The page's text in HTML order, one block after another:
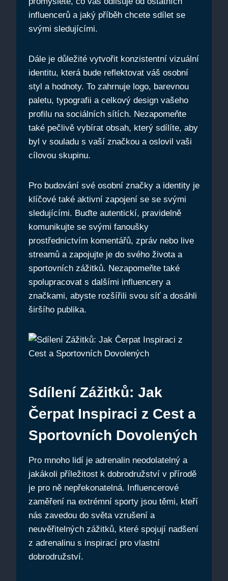
influencerů a jaký příběh chcete sdílet se
svými sledujícími.
Dále je důležité vytvořit konzistentní vizuální
identitu, která bude reflektovat váš osobní
styl a hodnoty. To zahrnuje logo, barevnou
paletu, typografii a celkový design vašeho
profilu na sociálních sítích. Nezapomeňte
také pečlivě vybírat obsah, který sdílíte, aby
byl v souladu s vaší značkou a oslovil vaši
cílovou skupinu.
Pro budování své osobní značky a identity je
klíčové také aktivní zapojení se se svými
sledujícími. Buďte autentickí, pravidelně
komunikujte se svými fanoušky
prostřednictvím komentářů, zpráv nebo live
streamů a zapojujte je do svého života a
sportovních zážitků. Nezapomeňte také
spolupracovat s dalšími influencery a
značkami, abyste rozšířili svou síť a dosáhli
širšího publika.
Sdílení Zážitků: Jak
Čerpat Inspiraci z Cest a
Sportovních Dovolených
Pro mnoho lidí je adrenalin neodolatelný a
jakákoli příležitost k dobrodružství v přírodě
je pro ně nepřekonatelná. Influencerové
zaměření na extrémní sporty jsou těmi, kteří
nás zavedou do světa vzrušení a
neuvěřitelných zážitků, které spojují nadšení
z adrenalinu s inspirací pro vlastní
dobrodružství.